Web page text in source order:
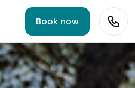
Book now